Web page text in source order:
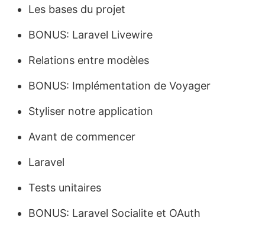
Les bases du projet
BONUS: Laravel Livewire
Relations entre modèles
BONUS: Implémentation de Voyager
Styliser notre application
Avant de commencer
Laravel
Tests unitaires
BONUS: Laravel Socialite et OAuth